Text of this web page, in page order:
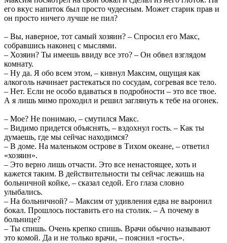
его вкус напиток был просто чудесным. Может старик прав и
он просто ничего лучше не пил?
– Вы, наверное, тот самый хозяин? – Спросил его Макс,
собравшись наконец с мыслями.
– Хозяин? Ты имеешь ввиду все это? – Он обвел взглядом
комнату.
– Ну да. Я обо всем этом, – кивнул Максим, ощущая как
алкоголь начинает растекаться по сосудам, согревая все тело.
– Нет. Если не особо вдаваться в подробности – это все твое.
А я лишь мимо проходил и решил заглянуть к тебе на огонек.
– Мое? Не понимаю, – смутился Макс.
– Видимо придется объяснять, – вздохнул гость. – Как ты
думаешь, где мы сейчас находимся?
– В доме. На маленьком острове в Тихом океане, – ответил
«хозяин».
– Это верно лишь отчасти. Это все ненастоящее, хоть и
кажется таким. В действительности ты сейчас лежишь на
больничной койке, – сказал седой. Его глаза словно
улыбались.
– На больничной? – Максим от удивления едва не выронил
бокал. Прошлось поставить его на столик. – А почему в
больнице?
– Ты спишь. Очень крепко спишь. Врачи обычно называют
это комой. Да и не только врачи, – пояснил «гость».